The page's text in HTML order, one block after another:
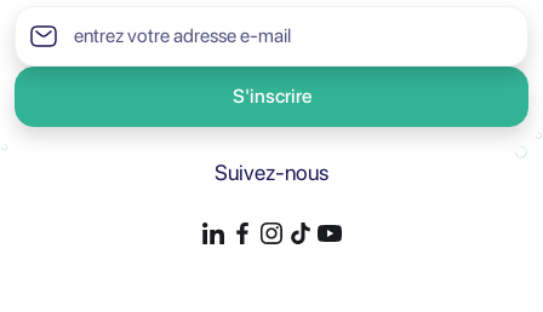
S'inscrire
Suivez-nous